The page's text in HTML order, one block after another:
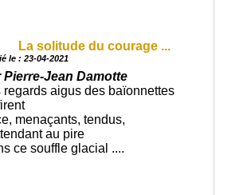
La solitude du courage ...
le : 23-04-2021
Pierre-Jean Damotte
regards aigus des baïonnettes
menaçants, tendus,
au pire
ce souffle glacial ....